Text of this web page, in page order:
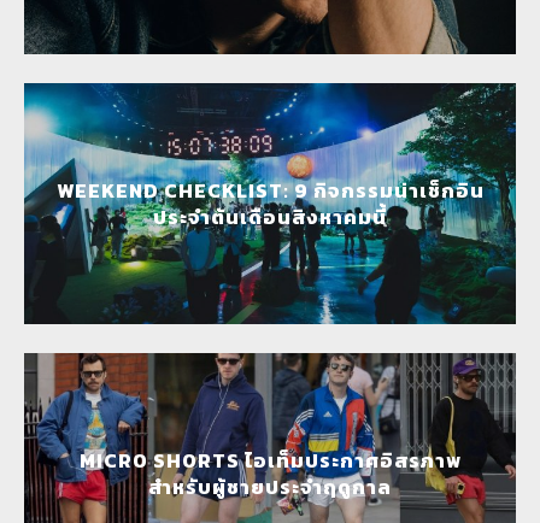
WEEKEND CHECKLIST: 9 กิจกรรมน่าเช็กอิน
ประจำต้นเดือนสิงหาคมนี้
MICRO SHORTS ไอเท็มประกาศอิสรภาพ
สำหรับผู้ชายประจำฤดูกาล